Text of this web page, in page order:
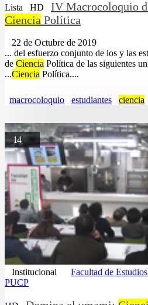
Lista HD
IV Macrocoloquio
Ciencia Política
22 de Octubre de 2019
... del esfuerzo conjunto de los y las
de Ciencia Política de las siguientes
...Ciencia Política....
macrocoloquio estudiantes ciencia
14
Institucional
Facultad de
PUCP